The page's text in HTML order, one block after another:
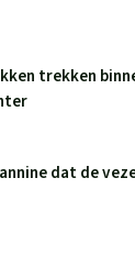
trekken
dat de